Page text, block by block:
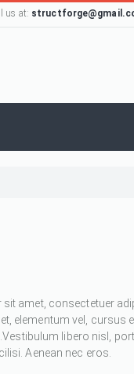
us at:
amet, consectetuer
elementum vel, cursus
libero nisl,
Aenean nec eros.